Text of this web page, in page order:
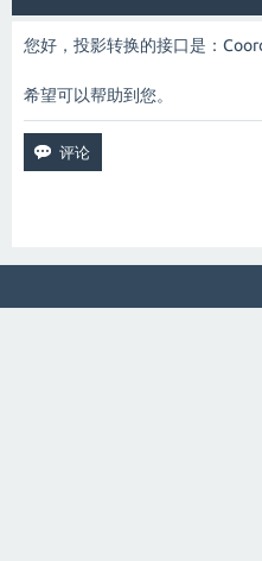
您好，投影转换的接口是：
希望可以帮助到您。